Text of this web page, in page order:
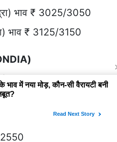
भाव ₹ 3025/3050
भाव ₹ 3125/3150
3250
2550